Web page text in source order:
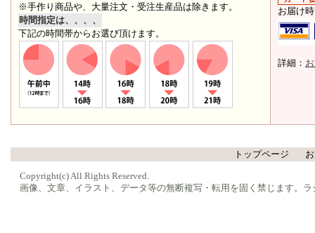
※手作り商品や、大量注文・受注生産品は除きます。
時間指定は、、、、
下記の時間帯からお選び頂けます。
お届け
詳細：
トップページ
Copyright(c) All Rights Reserved.
画像、文章、イラスト、データ等の無断複写・転用を固く禁じます。